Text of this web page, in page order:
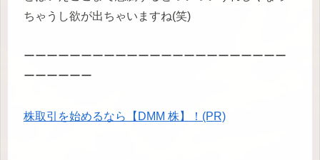
ちゃうし欲が出ちゃいますね(笑)
ーーーーーーーーーーーーーーーーーーーーーーー
ーーーーーー
株取引を始めるなら【DMM 株】！(PR)